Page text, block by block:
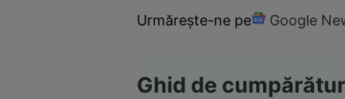
Urmărește-ne pe Google
Ghid de